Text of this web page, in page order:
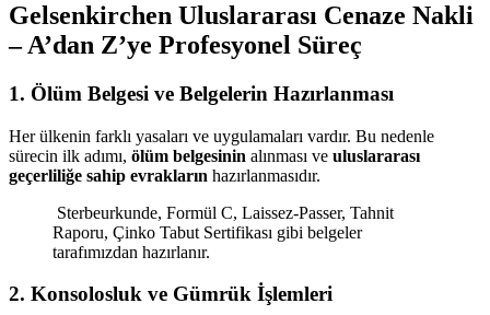
Gelsenkirchen Uluslararası Cenaze Nakli
– A’dan Z’ye Profesyonel Süreç
1. Ölüm Belgesi ve Belgelerin Hazırlanması
Her ülkenin farklı yasaları ve uygulamaları vardır. Bu nedenle
sürecin ilk adımı, ölüm belgesinin alınması ve uluslararası
geçerliliğe sahip evrakların hazırlanmasıdır.
Sterbeurkunde, Formül C, Laissez-Passer, Tahnit
Raporu, Çinko Tabut Sertifikası gibi belgeler
tarafımızdan hazırlanır.
2. Konsolosluk ve Gümrük İşlemleri